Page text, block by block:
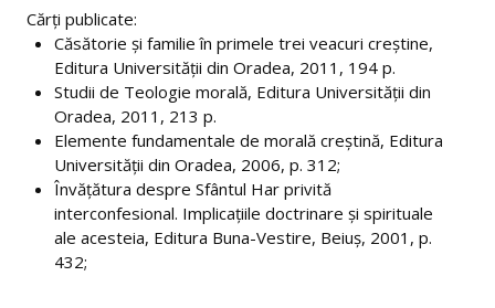
Centrul de cercetare
Manifestări științifice
Volume publicate la manifestări științifice
Revista "Orizonturi Teologice"
Manifestări științifice studențești
Proiecte
Cărţi publicate:
Căsătorie şi familie în primele trei veacuri creştine,
Editura Universităţii din Oradea, 2011, 194 p.
Studii de Teologie morală, Editura Universităţii din
Oradea, 2011, 213 p.
Elemente fundamentale de morală creştină, Editura
Universităţii din Oradea, 2006, p. 312;
Învăţătura despre Sfântul Har privită
interconfesional. Implicaţiile doctrinare şi spirituale
ale acesteia, Editura Buna-Vestire, Beiuş, 2001, p.
432;